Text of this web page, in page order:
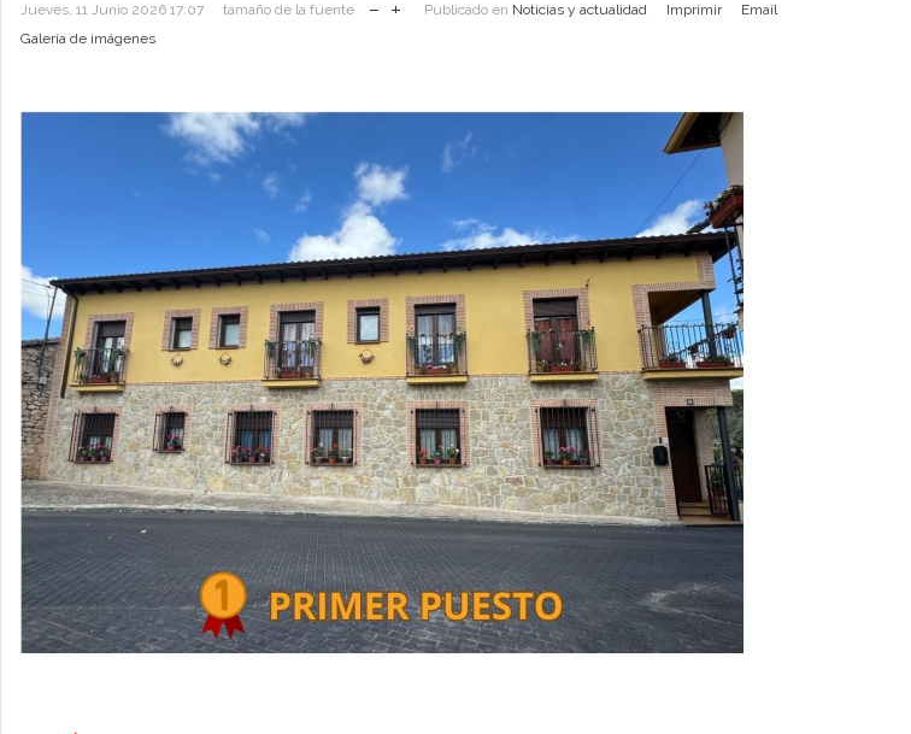
Jueves, 11 Junio 2026 17:07 tamaño de la fuente Publicado en Noticias y actualidad Imprimir
Email
Galería de imágenes